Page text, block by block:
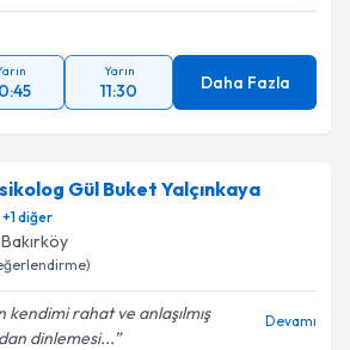
Yarın
11:30 Daha Fazla
Gül Buket Yalçınkaya
+1diğer
rahat ve anlaşılmış
dinlemesi...
Devamı